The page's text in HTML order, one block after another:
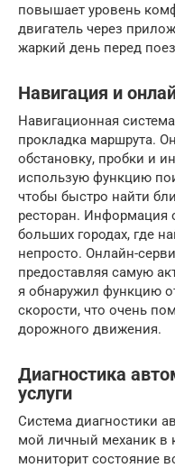
повышает уровень
двигатель через
жаркий день перед
Навигация и
Навигационная
прокладка маршрута.
обстановку, пробки и
использую функцию
чтобы быстро найти
ресторан. Информация
больших городах, где
непросто. Онлайн-
предоставляя самую
я обнаружил функцию
скорости, что очень
дорожного движения.
Диагностика
услуги
Система диагностики
мой личный механик в
мониторит состояние